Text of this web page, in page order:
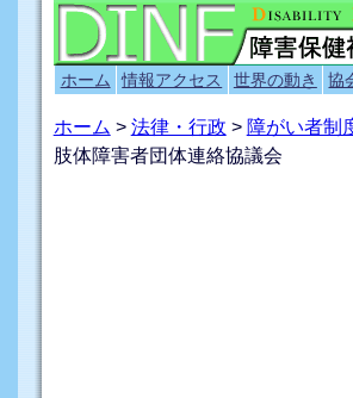
ホーム 情報アクセス 世界の動き 協
ホーム > 法律・行政 > 障がい者制
肢体障害者団体連絡協議会